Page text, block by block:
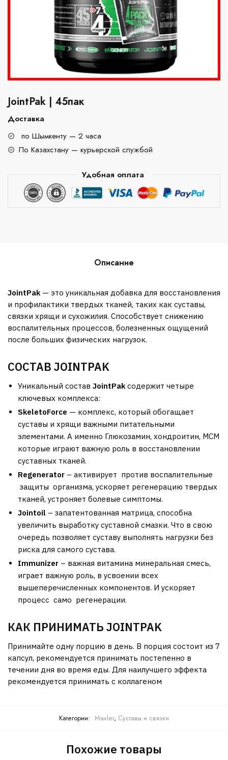
JointPak | 45пак
Доставка
по Шымкенту — 2 часа
По Казахстану — курьерской службой
Удобная оплата
Описание
JointPak— это уникальная добавка для восстановления
и профилактики твердых тканей, таких как суставы,
связки хрящи и сухожилия. Способствует снижению
воспалительных процессов, болезненных ощущений
после больших физических нагрузок.
СОСТАВ JOINTPAK
Уникальный состав JointPak содержит четыре
ключевых комплекса:
SkeletoForce — комплекс, который обогащает
суставы и хрящи важными питательными
элементами. А именно Глюкозамин, хондроитин, МСМ
которые играют важную роль в восстановлении
суставных тканей.
Regenerator – активирует против воспалительные
защиты организма, ускоряет регенерацию твердых
тканей, устроняет болевые симптомы.
Jointoil – запатентованная матрица, способна
увеличить выработку суставной смазки. Что в свою
очередь позволяет суставу выполнять нагрузки без
риска для самого сустава.
Immunizer – важная витамина минеральная смесь,
играет важную роль, в усвоении всех
вышеперечисленных компонентов. И ускоряет
процесс само регенерации.
КАК ПРИНИМАТЬ JOINTPAK
Принимайте одну порцию в день. В порция состоит из 7
капсул, рекомендуется принимать постепенно в
течении дня во время еды. Для наилучшего эффекта
рекомендуется принимать с коллагеном
Категории: Maxler, Суставы и связки
Похожие товары